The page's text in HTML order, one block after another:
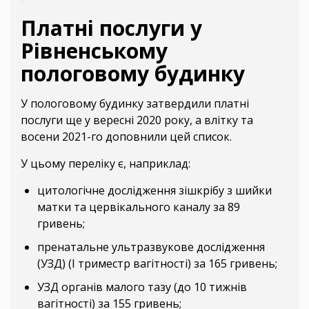
Платні послуги у
Рівненському
пологовому будинку
У пологовому будинку затвердили платні
послуги ще у вересні 2020 року, а влітку та
восени 2021-го доповнили цей список.
У цьому переліку є, наприклад:
цитологічне дослідження зішкрібу з шийки
матки та цервікального каналу за 89
гривень;
пренатальне ультразвукове дослідження
(УЗД) (I триместр вагітності) за 165 гривень;
УЗД органів малого тазу (до 10 тижнів
вагітності) за 155 гривень;